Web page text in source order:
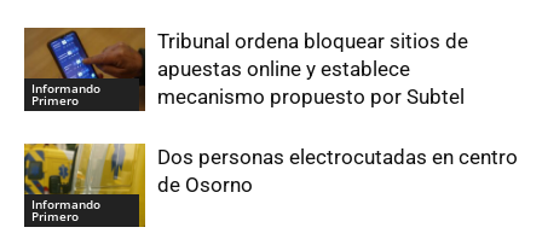
Informando
Primero
Tribunal ordena bloquear sitios de
apuestas online y establece
mecanismo propuesto por Subtel
Informando
Primero
Dos personas electrocutadas en centro
de Osorno